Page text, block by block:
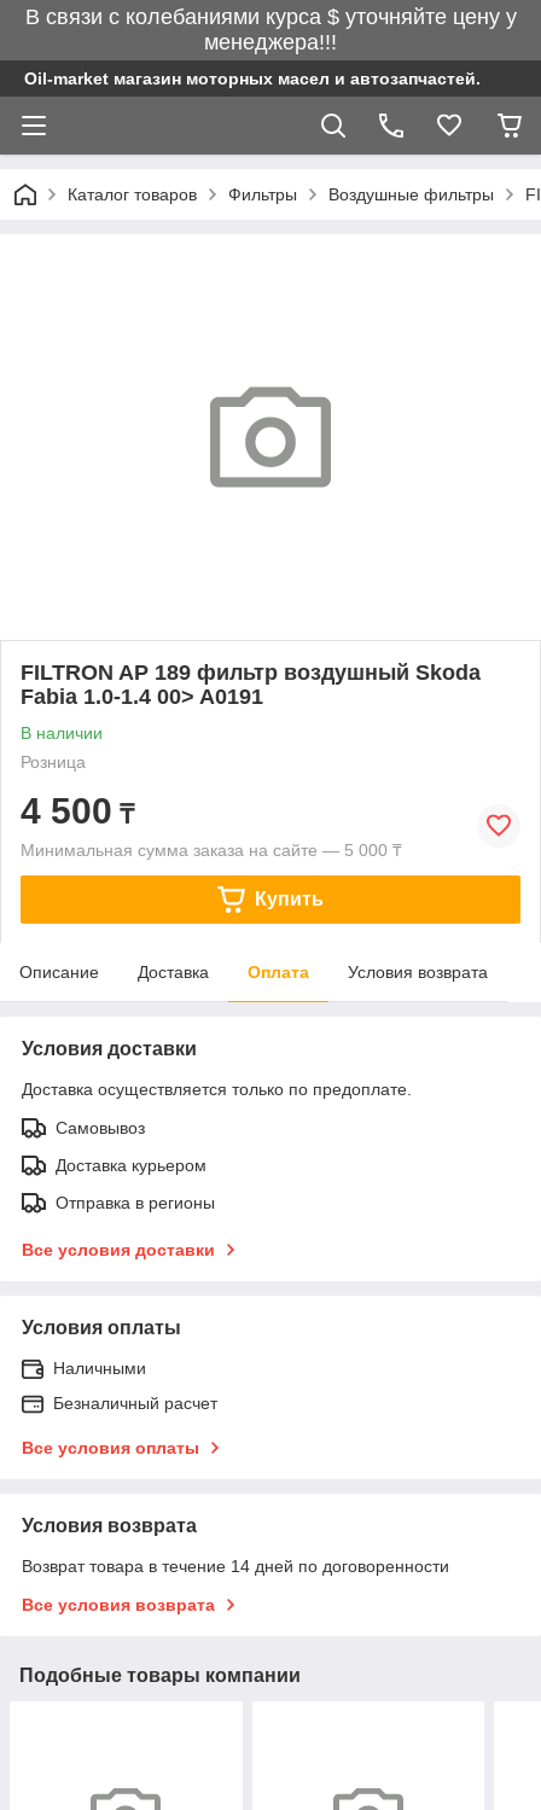
В связи с колебаниями курса $ уточняйте цену у
менеджера!!!
Oil-market магазин моторных масел и автозапчастей.
Каталог товаров Фильтры Воздушные фильтры
FILTRON AP 189 фильтр воздушный Skoda
Fabia 1.0-1.4 00> A0191
В наличии
Розница
4 500 ₸
Минимальная сумма заказа на сайте — 5 000 ₸
Купить
Описание Доставка Оплата Условия возврата
Условия доставки
Доставка осуществляется только по предоплате.
Самовывоз
Доставка курьером
Отправка в регионы
Все условия доставки
Условия оплаты
Наличными
Безналичный расчет
Все условия оплаты
Условия возврата
Возврат товара в течение 14 дней по договоренности
Все условия возврата
Подобные товары компании